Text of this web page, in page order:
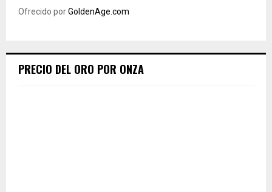
Ofrecido porGoldenAge.com
PRECIO DEL ORO POR ONZA